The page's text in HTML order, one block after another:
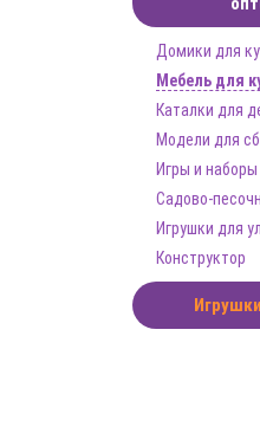
Домики для
Мебель для
Каталки для
Модели для
Игры и наборы
Садово-
Игрушки для
Конструктор